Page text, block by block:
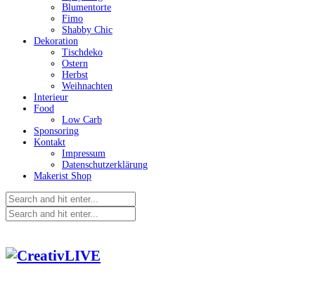
Blumentorte
Fimo
Shabby Chic
Dekoration
Tischdeko
Ostern
Herbst
Weihnachten
Interieur
Food
Low Carb
Sponsoring
Kontakt
Impressum
Datenschutzerklärung
Makerist Shop